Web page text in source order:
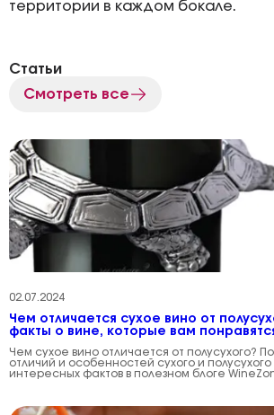
территории в каждом бокале.
Статьи
Смотреть все
02.07.2024
Чем отличается сухое вино от
факты о вине, которые вам
Чем сухое вино отличается от полусухого?
отличий и особенностей сухого и
интересных фактов в полезном блоге